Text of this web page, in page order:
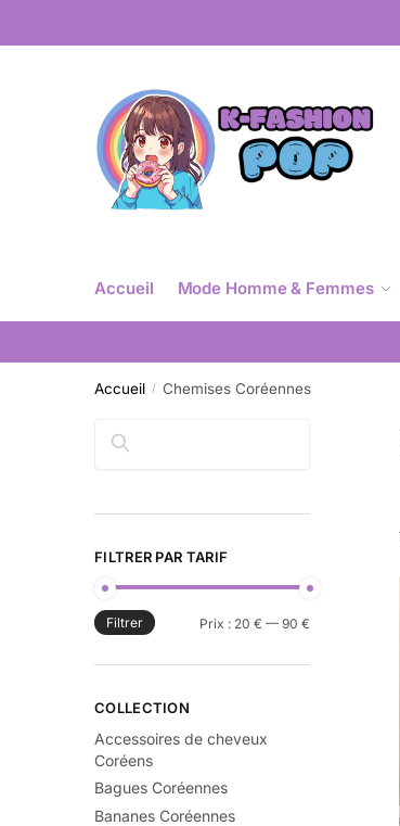
Accueil Mode Homme & Femmes
Accueil / Chemises Coréennes
Rechercher
FILTRER PAR TARIF
Filtrer Prix : 20 € — 90 €
COLLECTION
Accessoires de cheveux
Coréens
Bagues Coréennes
Bananes Coréennes